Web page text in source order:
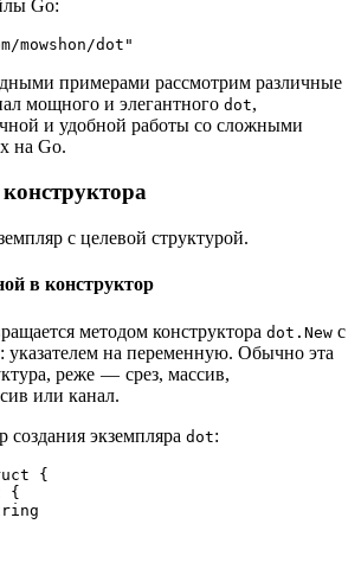
Go:
mowshon/dot"
примерами рассмотрим различные
мощного и элегантного dot,
и удобной работы со сложными
на Go.
с целевой структурой.
в конструктор
методом конструктора dot.New с
: указателем на переменную. Обычно эта
реже — срез, массив,
или канал.
экземпляра dot:
{
{